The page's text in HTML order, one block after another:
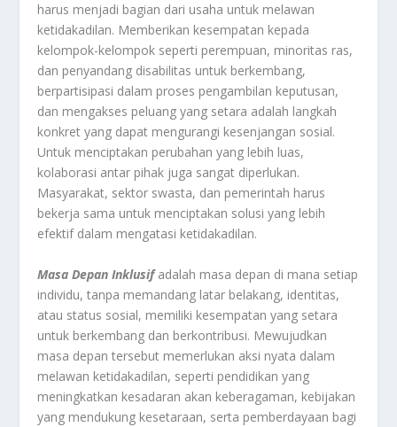
harus menjadi bagian dari usaha untuk melawan
ketidakadilan. Memberikan kesempatan kepada
kelompok-kelompok seperti perempuan, minoritas ras,
dan penyandang disabilitas untuk berkembang,
berpartisipasi dalam proses pengambilan keputusan,
dan mengakses peluang yang setara adalah langkah
konkret yang dapat mengurangi kesenjangan sosial.
Untuk menciptakan perubahan yang lebih luas,
kolaborasi antar pihak juga sangat diperlukan.
Masyarakat, sektor swasta, dan pemerintah harus
bekerja sama untuk menciptakan solusi yang lebih
efektif dalam mengatasi ketidakadilan.
Masa Depan Inklusifadalah masa depan di mana setiap
individu, tanpa memandang latar belakang, identitas,
atau status sosial, memiliki kesempatan yang setara
untuk berkembang dan berkontribusi. Mewujudkan
masa depan tersebut memerlukan aksi nyata dalam
melawan ketidakadilan, seperti pendidikan yang
meningkatkan kesadaran akan keberagaman, kebijakan
yang mendukung kesetaraan, serta pemberdayaan bagi